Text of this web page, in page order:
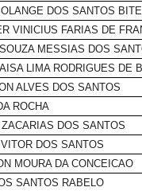
DOS SANTOS
VINICIUS FARIAS DE
MESSIAS DOS
LIMA RODRIGUES DE
ALVES DOS SANTOS
ROCHA
DOS SANTOS
DOS SANTOS
MOURA DA CONCEICAO
SANTOS RABELO